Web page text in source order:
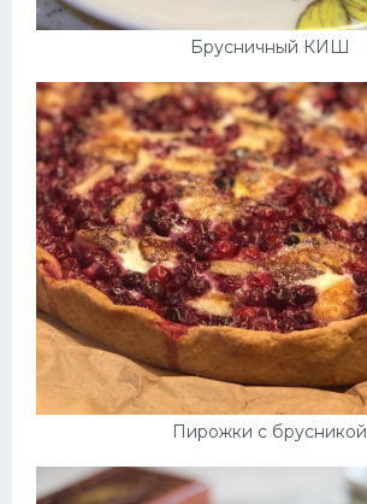
Брусничный КИШ
Пирожки с брусникой